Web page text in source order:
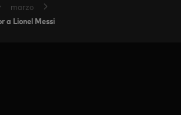
marzo
a Lionel Messi